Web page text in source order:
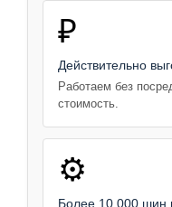
₽
Действительно
Работаем без
стоимость.
⚙️
Более 10 000 шин